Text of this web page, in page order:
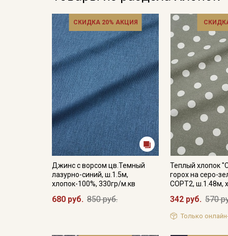
СКИДКА 20% АКЦИЯ
Джинс с ворсом цв.Темный
лазурно-синий, ш.1.5м,
хлопок-100%, 330гр/м.кв
680 руб. 850 руб.
Теплый хлопок
горох на серо-
СОРТ2, ш.1.48м,
342 руб. 570
Только